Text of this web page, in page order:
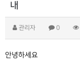
내
관리자 0
안녕하세요